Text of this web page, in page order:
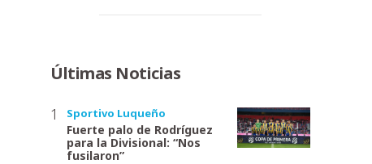
Últimas Noticias
Sportivo Luqueño
Fuerte palo de Rodríguez
para la Divisional: “Nos
fusilaron”